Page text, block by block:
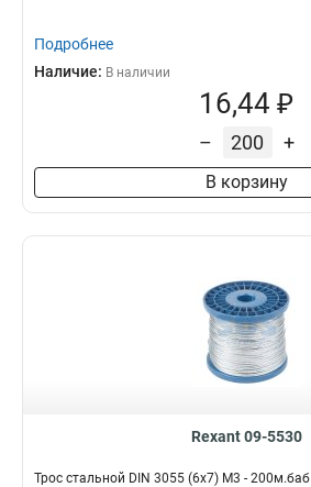
Подробнее
Наличие: В наличии
16,44 ₽
– +
В корзину
Rexant 09-5530
Трос стальной DIN 3055 (6x7) М3 - 200м.баб